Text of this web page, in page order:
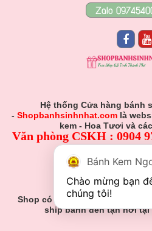
Zalo
Hệ thống Cửa hàng bánh
- Shopbanhsinhnhat.com là
kem - Hoa Tươi và
Văn phòng CSKH : 0904
Hỗ Trợ
0904 971 012 -
Gmail:
Shop có nhận đơn đặt hàng
ship bánh đến tận nơi
Bánh Kem
Chào mừng bạn
chúng tôi!